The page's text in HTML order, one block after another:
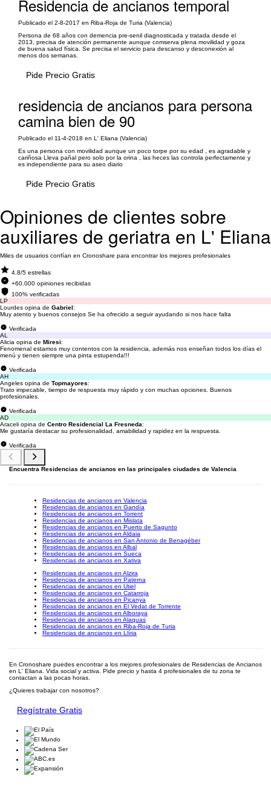
Residencia de ancianos temporal
Publicado el 2-8-2017 en Riba-Roja de Turia (Valencia)
Persona de 68 años con demencia pre-senil diagnosticada y tratada desde el
2013, precisa de atención permanente aunque comserva plena movilidad y goza
de buena salud física. Se precisa el servicio para descanso y desconexión al
menos dos semanas.
Pide Precio Gratis
residencia de ancianos para persona
camina bien de 90
Publicado el 11-4-2018 en L' Eliana (Valencia)
Es una persona con movilidad aunque un poco torpe por su edad , es agradable y
cariñosa Lleva pañal pero solo por la orina , las heces las controla perfectamente y
es independiente para su aseo diario
Pide Precio Gratis
Opiniones de clientes sobre
auxiliares de geriatra en L' Eliana
Miles de usuarios confían en Cronoshare para encontrar los mejores profesionales
4.8/5 estrellas
+60.000 opiniones recibidas
100% verificadas
LP
Lourdes opina de Gabriel:
Muy atento y buenos consejos Se ha ofrecido a seguir ayudando si nos hace falta
Verificada
AL
Alicia opina de Miresi:
Fenomenal estamos muy contentos con la residencia, además nos enseñan todos los días el
menú y tienen siempre una pinta estupenda!!!
Verificada
AH
Angeles opina de Topmayores:
Trato impecable, tiempo de respuesta muy rápido y con muchas opciones. Buenos
profesionales.
Verificada
AD
Araceli opina de Centro Residencial La Fresneda:
Me gustaría destacar su profesionalidad, amabilidad y rapidez en la respuesta.
Verificada
Encuentra Residencias de ancianos en las principales ciudades de Valencia
Residencias de ancianos en Valencia
Residencias de ancianos en Gandía
Residencias de ancianos en Torrent
Residencias de ancianos en Mislata
Residencias de ancianos en Puerto de Sagunto
Residencias de ancianos en Aldaia
Residencias de ancianos en San Antonio de Benagéber
Residencias de ancianos en Albal
Residencias de ancianos en Sueca
Residencias de ancianos en Xativa
Residencias de ancianos en Alzira
Residencias de ancianos en Paterna
Residencias de ancianos en Utiel
Residencias de ancianos en Catarroja
Residencias de ancianos en Picanya
Residencias de ancianos en El Vedat de Torrente
Residencias de ancianos en Alboraya
Residencias de ancianos en Alaquas
Residencias de ancianos en Riba-Roja de Turia
Residencias de ancianos en Llíria
En Cronoshare puedes encontrar a los mejores profesionales de Residencias de Ancianos
en L' Eliana. Vida social y activa. Pide precio y hasta 4 profesionales de tu zona te
contactan a las pocas horas.
¿Quieres trabajar con nosotros?
Regístrate Gratis